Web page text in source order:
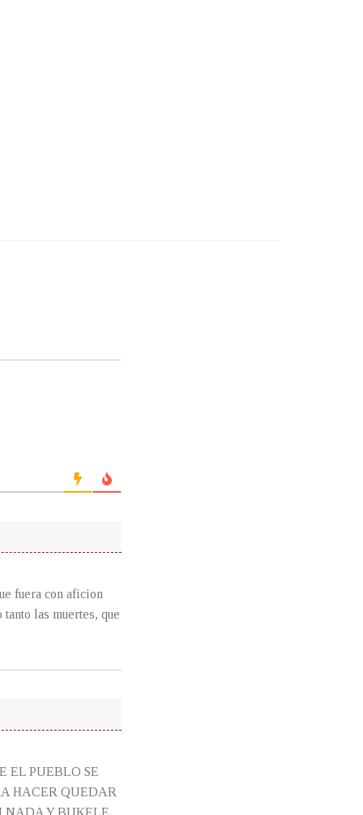
fuera con aficion
las muertes, que
EL PUEBLO SE
HACER QUEDAR
NADA Y BUKELE